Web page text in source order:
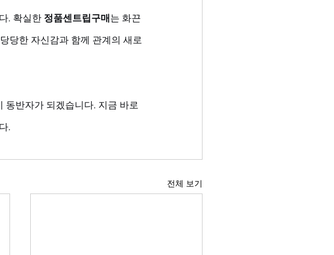
. 확실한 정품센트립구매 는 화끈
당한 자신감과 함께 관계의 새로
동반자가 되겠습니다. 지금 바로
.
전체 보기